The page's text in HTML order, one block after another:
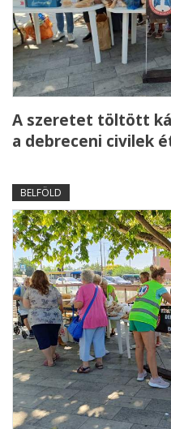
A szeretet töltött
a debreceni civilek
BELFÖLD